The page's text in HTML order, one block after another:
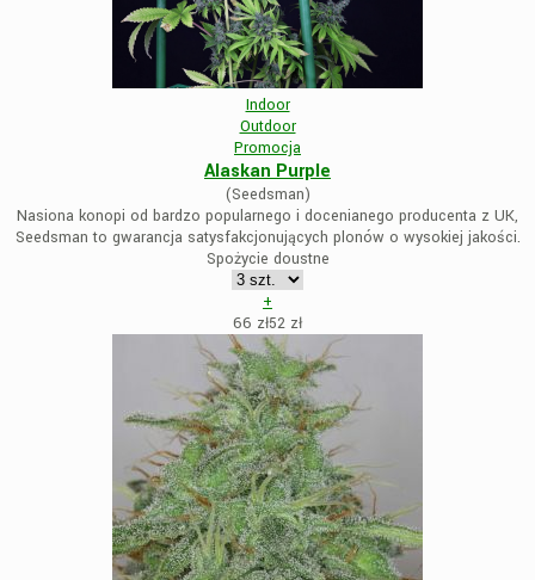
Indoor
Outdoor
Promocja
Alaskan Purple
(Seedsman)
Nasiona konopi od bardzo popularnego i docenianego producenta z UK,
Seedsman to gwarancja satysfakcjonujących plonów o wysokiej jakości.
Spożycie doustne
+
66 zł52 zł